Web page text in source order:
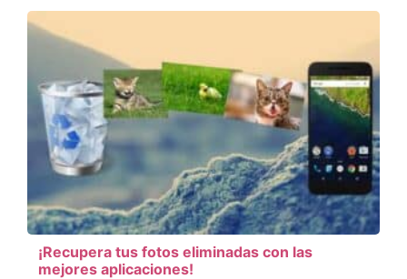
¡Recupera tus fotos eliminadas con las
mejores aplicaciones!